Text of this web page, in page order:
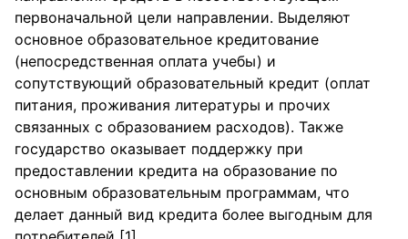
первоначальной цели направлении. Выделяют
основное образовательное кредитование
(непосредственная оплата учебы) и
сопутствующий образовательный кредит (оплат
питания, проживания литературы и прочих
связанных с образованием расходов). Также
государство оказывает поддержку при
предоставлении кредита на образование по
основным образовательным программам, что
делает данный вид кредита более выгодным для